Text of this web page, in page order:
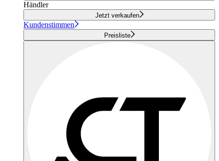
Händler
Jetzt verkaufen
Kundenstimmen
Preisliste